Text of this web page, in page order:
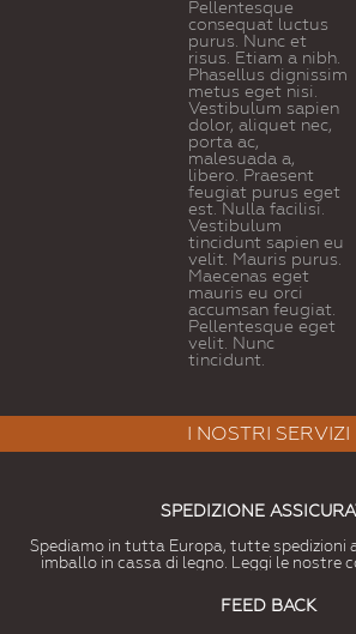
Pellentesque
consequat luctus
purus. Nunc et
risus. Etiam a nibh.
Phasellus dignissim
metus eget nisi.
Vestibulum sapien
dolor, aliquet nec,
porta ac,
malesuada a,
libero. Praesent
feugiat purus eget
est. Nulla facilisi.
Vestibulum
tincidunt sapien eu
velit. Mauris purus.
Maecenas eget
mauris eu orci
accumsan feugiat.
Pellentesque eget
velit. Nunc
tincidunt.
I NOSTRI SERVIZI
SPEDIZIONE
Spediamo in tutta Europa, tutte spedizioni
imballo in cassa di legno. Leggi le nostre
FEED BACK